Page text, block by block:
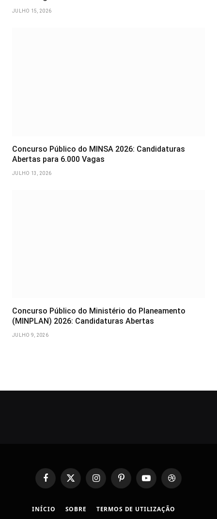
JULHO 15, 2026
Concurso Público do MINSA 2026: Candidaturas
Abertas para 6.000 Vagas
JULHO 13, 2026
Concurso Público do Ministério do Planeamento
(MINPLAN) 2026: Candidaturas Abertas
JULHO 9, 2026
FacebookX
(Twitter)
InstagramPinterestYouTubeDribbble
INÍCIO SOBRE TERMOS DE UTILIZAÇÃO